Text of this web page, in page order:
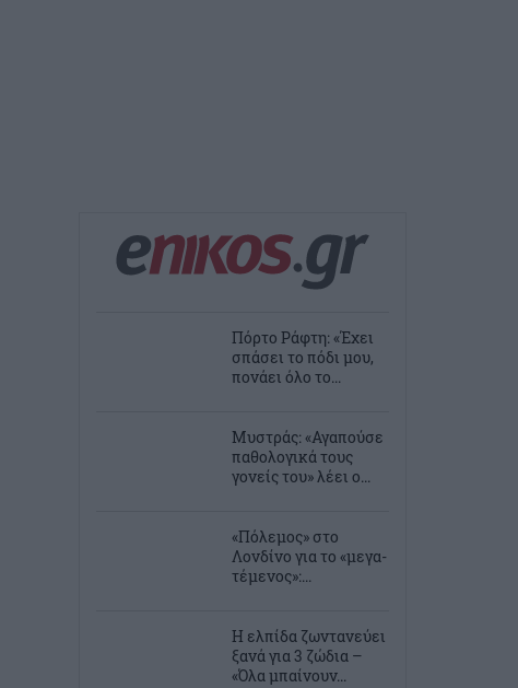
Πόρτο Ράφτη: «Έχει
σπάσει το πόδι μου,
πονάει όλο το...
Μυστράς: «Αγαπούσε
παθολογικά τους
γονείς του» λέει ο...
«Πόλεμος» στο
Λονδίνο για το «μεγα-
τέμενος»:...
Η ελπίδα ζωντανεύει
ξανά για 3 ζώδια –
«Όλα μπαίνουν...